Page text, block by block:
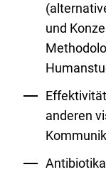
und
anderen